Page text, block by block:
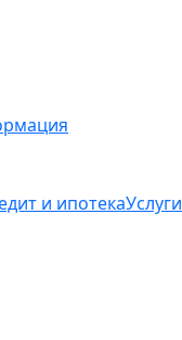
и ипотекаУслуги